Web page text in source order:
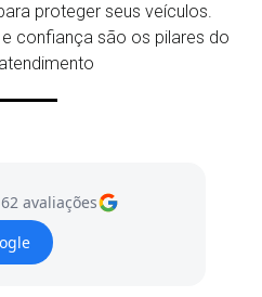
proteger seus veículos.
confiança são os pilares do
62 avaliações